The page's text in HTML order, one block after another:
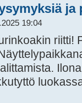
ja
19:04
riitti!